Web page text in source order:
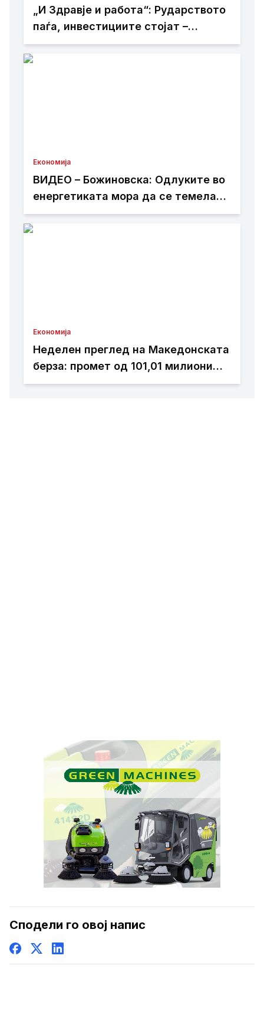
„И Здравје и работа“: Рударството
паѓа, инвестициите стојат –
државата мора да го ослободи
Економија
ВИДЕО – Божиновска: Одлуките во
енергетиката мора да се темелат
на факти, анализи и стручно
Економија
Неделен преглед на Македонската
берза: промет од 101,01 милиони
денари, најтргувани акциите на
Сподели го овој напис